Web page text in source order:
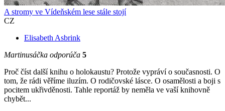
A stromy ve Vídeňském lese stále stojí
CZ
Elisabeth Asbrink
Martinusáčka odporúča 5
Proč číst další knihu o holokaustu? Protože vypráví o současnosti. O
tom, že rádi věříme iluzím. O rodičovské lásce. O osamělosti a boji s
pocitem ukřivděnosti. Tahle reportáž by neměla ve vaší knihovně
chybět...